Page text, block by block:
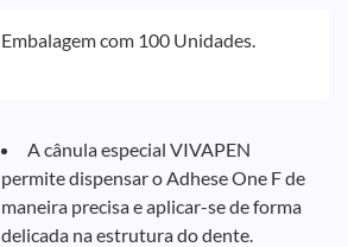
Embalagem com 100 Unidades.
A cânula especial VIVAPEN
permite dispensar o Adhese One F de
maneira precisa e aplicar-se de forma
delicada na estrutura do dente.